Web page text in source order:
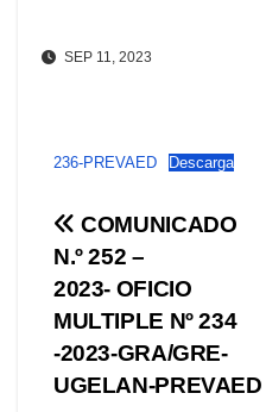
SEP 11, 2023
236-PREVAED Descarga
Navegación
de
entradas
COMUNICADO
N.º 252 –
2023- OFICIO
MULTIPLE Nº 234
-2023-GRA/GRE-
UGELAN-PREVAED